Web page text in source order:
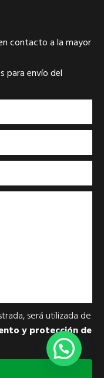
contacto a la mayor
para envío del
será utilizada de
y protección de